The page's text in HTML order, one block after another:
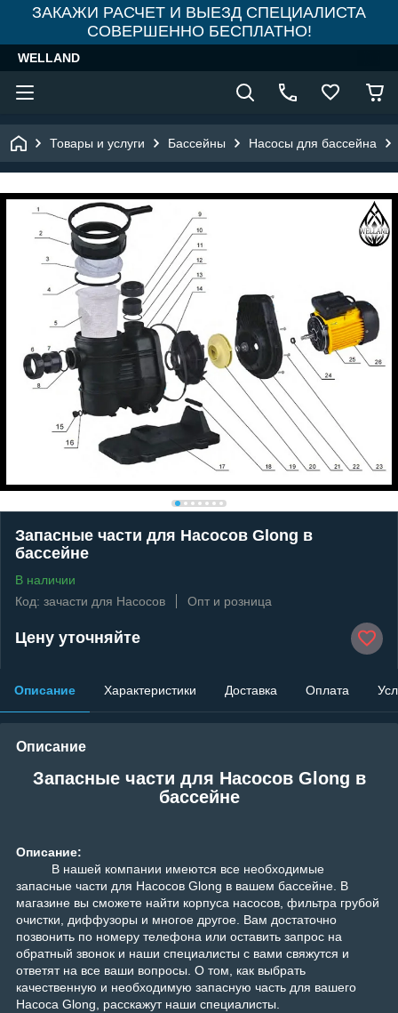
ЗАКАЖИ РАСЧЕТ И ВЫЕЗД СПЕЦИАЛИСТА
СОВЕРШЕННО БЕСПЛАТНО!
WELLAND
Товары и услуги Бассейны Насосы для бассейна
Запасные части для Насосов Glong в
бассейне
В наличии
Код: зачасти для Насосов
Опт и розница
Цену уточняйте
Описание Характеристики Доставка Оплата
Описание
Запасные части для Насосов Glong в
бассейне
Описание:
В нашей компании имеются все необходимые
запасные части для Насосов Glong в вашем бассейне. В
магазине вы сможете найти корпуса насосов, фильтра грубой
очистки, диффузоры и многое другое. Вам достаточно
позвонить по номеру телефона или оставить запрос на
обратный звонок и наши специалисты с вами свяжутся и
ответят на все ваши вопросы. О том, как выбрать
качественную и необходимую запасную часть для вашего
Насоса Glong, расскажут наши специалисты.